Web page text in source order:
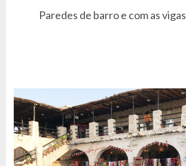
Paredes de barro e com as